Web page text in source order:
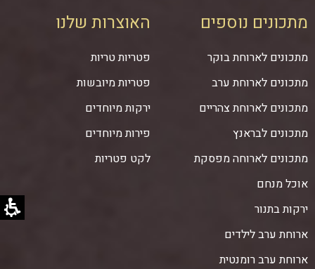
מתכונים נוספים
מתכונים לארוחת בוקר
מתכונים לארוחת ערב
מתכונים לארוחת צהריים
מתכונים לבראנץ
מתכונים לארוחה מפסקת
אוכל מנחם
ירקות בתנור
ארוחת ערב לילדים
ארוחת ערב רומנטית
האוצרות שלנו
פטריות טריות
פטריות מיובשות
ירקות מיוחדים
פירות מיוחדים
לקט פטריות